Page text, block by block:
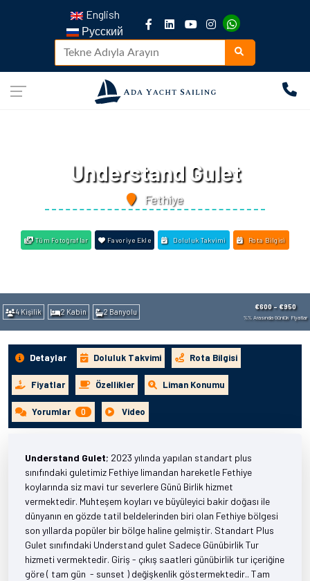
English
Русский
Understand Gulet
Fethiye
Tüm Fotoğraflar Favoriye Ekle Doluluk Takvimi Rota Bilgisi
4 Kişilik 2 Kabin 2 Banyolu
€600 - €950
%% Arasında Günlük Fiyatlar
Detaylar Doluluk Takvimi Rota Bilgisi
Fiyatlar Özellikler Liman Konumu
Yorumlar 0 Video
Understand Gulet; 2023 yılında yapılan standart plus
sınıfındaki guletimiz Fethiye limandan hareketle Fethiye
koylarında siz mavi tur severlere Günü Birlik hizmet
vermektedir. Muhteşem koyları ve büyüleyici bakir doğası ile
dünyanın en gözde tatil beldelerinden biri olan Fethiye bölgesi
son yıllarda popüler bir bölge haline gelmiştir. Standart Plus
Gulet sınıfındaki Understand gulet Sadece Günübirlik Tur
hizmeti vermektedir. Giriş - çıkış saatleri günübirlik tur içeriğine
göre ( tam gün - sunset ) değişkenlik göstermektedir.. Tam